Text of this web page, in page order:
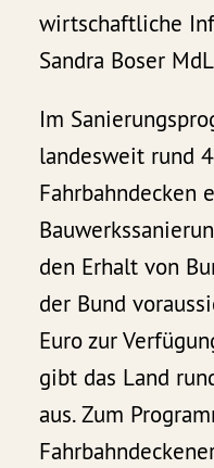
wirtschaftliche
Sandra Boser
Im
landesweit rund
Fahrbahndecken
den Erhalt von
der Bund
Euro zur
gibt das Land
aus. Zum